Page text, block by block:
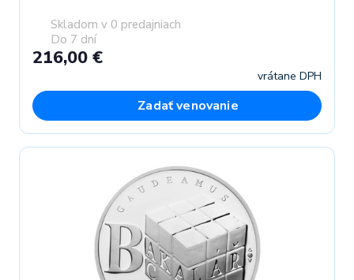
Skladom v 0 predajniach
Do 7 dní
216,00 €
vrátane DPH
Zadať venovanie